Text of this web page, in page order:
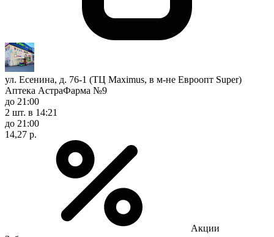
ул. Есенина, д. 76-1 (ТЦ Maximus, в м-не Евроопт Super)
Аптека АстраФарма №9
до 21:00
2 шт. в 14:21
до 21:00
14,27 р.
Акции